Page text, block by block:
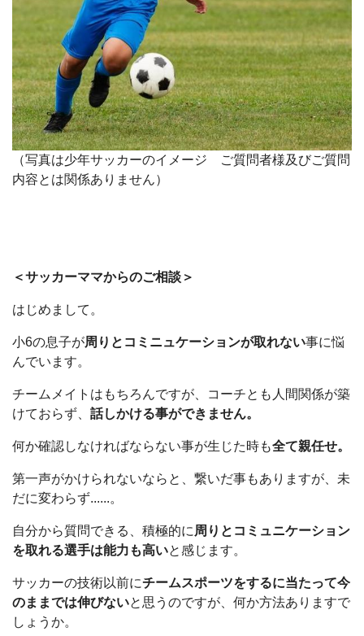
（写真は少年サッカーのイメージ ご質問者様及びご質問
内容とは関係ありません）
＜サッカーママからのご相談＞
はじめまして。
小6の息子が周りとコミニュケーションが取れない事に悩
んでいます。
チームメイトはもちろんですが、コーチとも人間関係が築
けておらず、 話しかける事ができません。
何か確認しなければならない事が生じた時も全て親任せ。
第一声がかけられないならと、繋いだ事もありますが、未
だに変わらず......。
自分から質問できる、積極的に 周りとコミュニケーション
を取れる選手は能力も高いと感じます。
サッカーの技術以前にチームスポーツをするに当たって今
のままでは伸びないと思うのですが、何か方法ありますで
しょうか。